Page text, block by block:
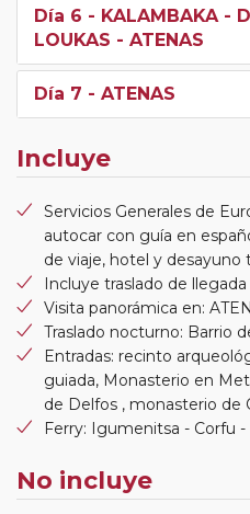
Día 6 - KALAMBAKA -
LOUKAS - ATENAS
Día 7 - ATENAS
Incluye
Servicios Generales de
autocar con guía en
de viaje, hotel y desayuno
Incluye traslado de llegada
Visita panorámica en:
Traslado nocturno: Barrio
Entradas: recinto
guiada, Monasterio en
de Delfos , monasterio de
Ferry: Igumenitsa - Corfu
No incluye